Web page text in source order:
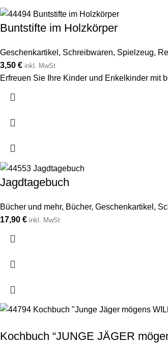
Buntstifte im Holzkörper
Geschenkartikel , Schreibwaren, Spielzeug,
3,50 € inkl. MwSt
Erfreuen Sie Ihre Kinder und Enkelkinder mit
Jagdtagebuch
Bücher und mehr, Bücher, Geschenkartikel ,
17,90 € inkl. MwSt
Kochbuch “JUNGE JÄGER